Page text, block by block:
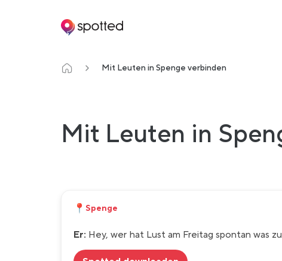
Main navigation
Mit Leuten in Spenge verbinden
Mit Leuten in
📍 Spenge
Er: Hey, wer hat Lust am Freitag spontan was